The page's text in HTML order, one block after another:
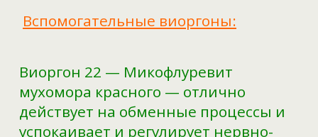
Вспомогательные виоргоны:
Виоргон 22 — Микофлуревит
мухомора красного — отлично
действует на обменные процессы и
успокаивает и регулирует нервно-